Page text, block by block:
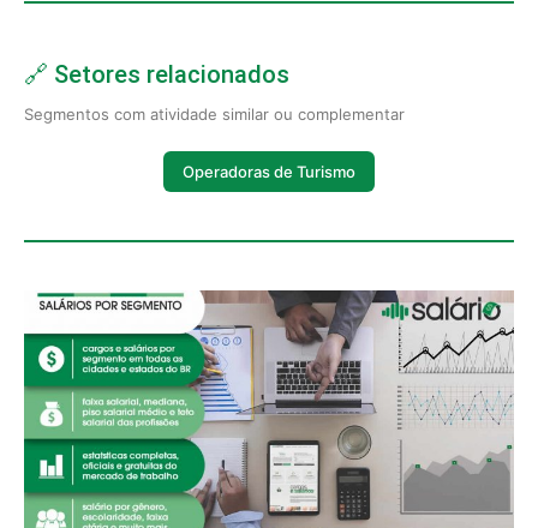
🔗 Setores relacionados
Segmentos com atividade similar ou complementar
Operadoras de Turismo